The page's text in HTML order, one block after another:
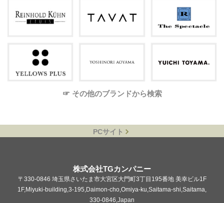
☞ その他のブランドから検索
PCサイト
株式会社TGカンパニー
〒330-0846 埼玉県さいたま市大宮区大門町3丁目195番地 美幸ビル1F
1F,Miyuki-building,3-195,Daimon-cho,Omiya-ku,Saitama-shi,Saitama,
330-0846,Japan